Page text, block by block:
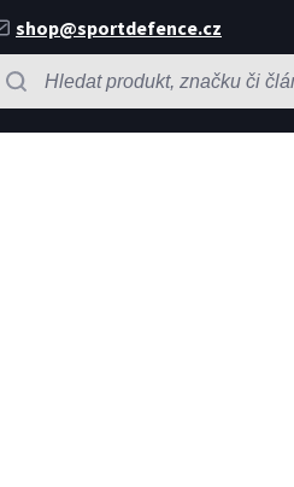
shop@sportdefence.cz